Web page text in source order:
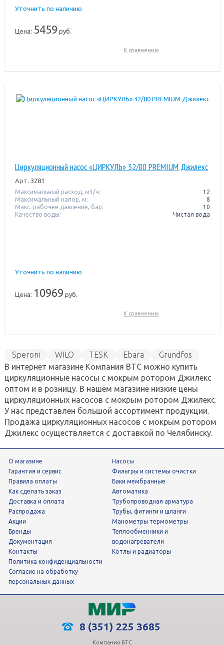
Уточнить по наличию
Цена: 5459 руб.
К сравнению
Циркуляционный насос «ЦИРКУЛЬ» 32/80 PREMIUM Джилекс
Арт. 3281
Максимальный расход, м3/ч:
12
Максимальный напор, м:
8
Макс. рабочее давление, бар:
10
Качество воды:
Чистая вода
Уточнить по наличию
Цена: 10969 руб.
К сравнению
Speroni WILO TESK Ebara
Grundfos
Джилекс
Wester
В интернет магазине Компания ВТС можно купить
циркуляционные насосы с мокрым ротором Джилекс
оптом и в розницу. В нашем магазине низкие цены
циркуляционных насосов с мокрым ротором Джилекс.
У нас представлен большой ассортимент продукции.
Продажа циркуляционных насосов с мокрым ротором
Джилекс осуществляется с доставкой по Челябинску.
О магазине
Гарантия и сервис
Правила оплаты
Как сделать заказ
Доставка и оплата
Распродажа
Акции
Бренды
Документация
Контакты
Насосы
фильтры и системы очистки
Баки мембранные
Автоматика
трубопроводная арматура
трубы, фитинги и шланги
манометры термометры
теплообменники и
водонагреватели
Котлы и радиаторы
Политика конфиденциальности
Согласие на обработку
персональных данных
8 (351) 225 3685
Компания ВТС